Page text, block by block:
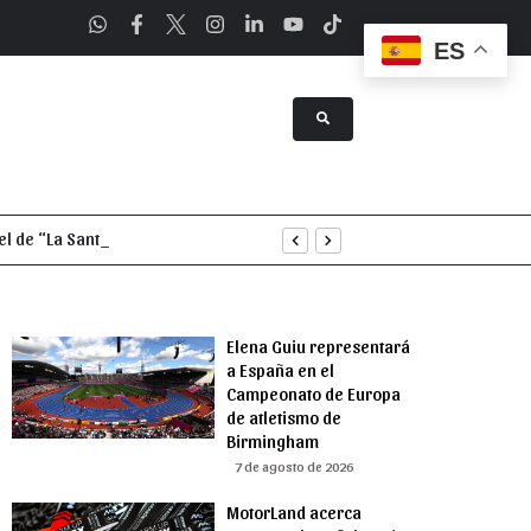
Elena Guiu representará
a España en el
Campeonato de Europa
de atletismo de
Birmingham
7 de agosto de 2026
MotorLand acerca
ES